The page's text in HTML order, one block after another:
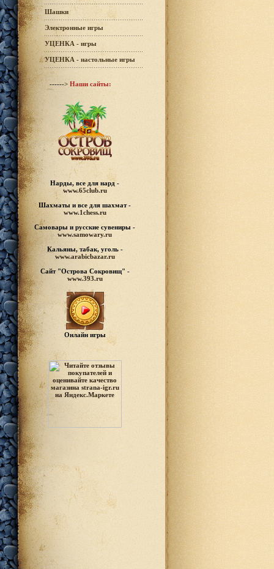
Шашки
Электронные игры
УЦЕНКА - игры
УЦЕНКА - настольные игры
------> Наши сайты:
Нарды, все для нард -
www.65club.ru
Шахматы и все для шахмат -
www.1chess.ru
Самовары и русские сувениры -
www.samowary.ru
Кальяны, табак, уголь -
www.arabicbazar.ru
Сайт "Острова Сокровищ" -
www.393.ru
Онлайн игры